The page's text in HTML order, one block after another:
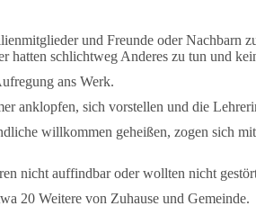
und Freunde oder
hatten schlichtweg Anderes zu tun und
ans Werk.
anklopfen, sich vorstellen und die
willkommen geheißen, zogen sich
nicht auffindbar oder wollten nicht
20 Weitere von Zuhause und Gemeinde.